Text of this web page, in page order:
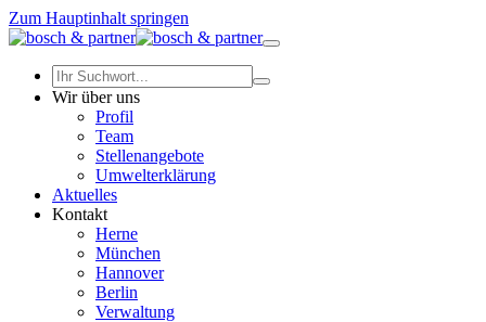
Zum Hauptinhalt springen
Wir über uns
Profil
Team
Stellenangebote
Umwelterklärung
Aktuelles
Kontakt
Herne
München
Hannover
Berlin
Verwaltung